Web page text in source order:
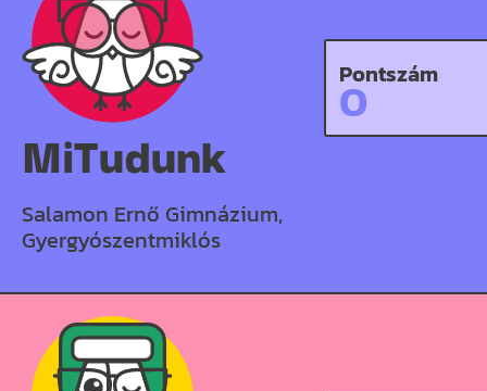
MiTudunk
Salamon Ernő Gimnázium,
Gyergyószentmiklós
Pontszám
0